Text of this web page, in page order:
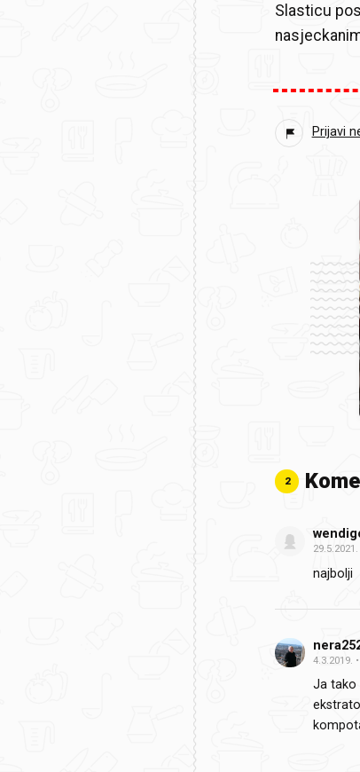
Slasticu
Prijavi
2
29.5.2021.
najbolji
4.3.2019.
Ja tako